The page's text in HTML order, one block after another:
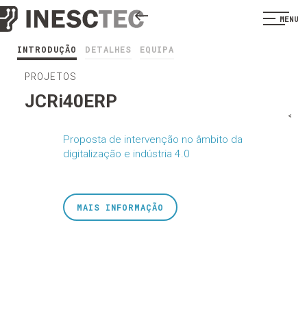
MENU
INTRODUÇÃO DETALHES EQUIPA
PROJETOS
JCRi40ERP
Proposta de intervenção no âmbito da
digitalização e indústria 4.0
<
MAIS INFORMAÇÃO